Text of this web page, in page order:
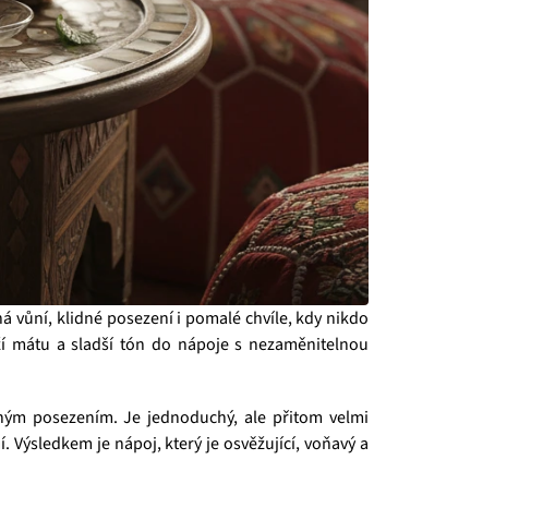
vůní, klidné posezení i pomalé chvíle, kdy nikdo
mátu a sladší tón do nápoje s nezaměnitelnou
posezením. Je jednoduchý, ale přitom velmi
je nápoj, který je osvěžující, voňavý a